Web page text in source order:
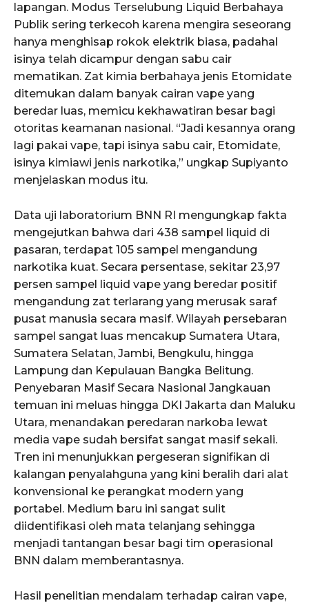
lapangan. Modus Terselubung Liquid Berbahaya
Publik sering terkecoh karena mengira seseorang
hanya menghisap rokok elektrik biasa, padahal
isinya telah dicampur dengan sabu cair
mematikan. Zat kimia berbahaya jenis Etomidate
ditemukan dalam banyak cairan vape yang
beredar luas, memicu kekhawatiran besar bagi
otoritas keamanan nasional. “Jadi kesannya orang
lagi pakai vape, tapi isinya sabu cair, Etomidate,
isinya kimiawi jenis narkotika,” ungkap Supiyanto
menjelaskan modus itu.
Data uji laboratorium BNN RI mengungkap fakta
mengejutkan bahwa dari 438 sampel liquid di
pasaran, terdapat 105 sampel mengandung
narkotika kuat. Secara persentase, sekitar 23,97
persen sampel liquid vape yang beredar positif
mengandung zat terlarang yang merusak saraf
pusat manusia secara masif. Wilayah persebaran
sampel sangat luas mencakup Sumatera Utara,
Sumatera Selatan, Jambi, Bengkulu, hingga
Lampung dan Kepulauan Bangka Belitung.
Penyebaran Masif Secara Nasional Jangkauan
temuan ini meluas hingga DKI Jakarta dan Maluku
Utara, menandakan peredaran narkoba lewat
media vape sudah bersifat sangat masif sekali.
Tren ini menunjukkan pergeseran signifikan di
kalangan penyalahguna yang kini beralih dari alat
konvensional ke perangkat modern yang
portabel. Medium baru ini sangat sulit
diidentifikasi oleh mata telanjang sehingga
menjadi tantangan besar bagi tim operasional
BNN dalam memberantasnya.
Hasil penelitian mendalam terhadap cairan vape,